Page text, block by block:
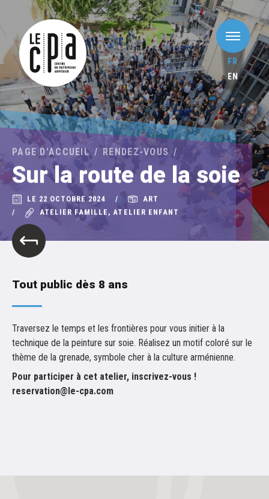
FR
EN
PAGE D'ACCUEIL RENDEZ-VOUS
Sur la route de la soie
LE 22 OCTOBRE 2024
ART
ATELIER FAMILLE, ATELIER ENFANT
Tout public dès 8 ans
Traversez le temps et les frontières pour vous initier à la
technique de la peinture sur soie. Réalisez un motif coloré sur le
thème de la grenade, symbole cher à la culture arménienne.
Pour participer à cet atelier, inscrivez-vous !
reservation@le-cpa.com